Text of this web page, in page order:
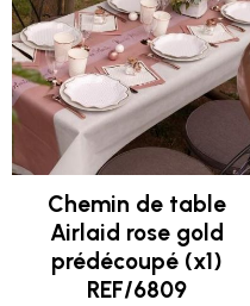
Chemin de table
Airlaid rose gold
prédécoupé (x1)
REF/6809